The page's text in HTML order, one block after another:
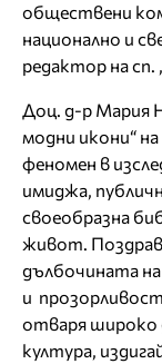
обществени
национално и
редактор на сп.
Доц. д-р Мария
модни икони“
феномен в
имиджа,
своеобразна
живот.
дълбочината
и
отваря широко
култура,